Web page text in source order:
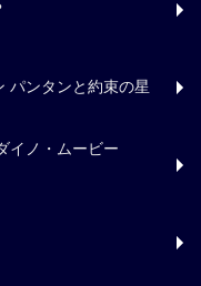
パンタンと約束の星
イノ・ムービー